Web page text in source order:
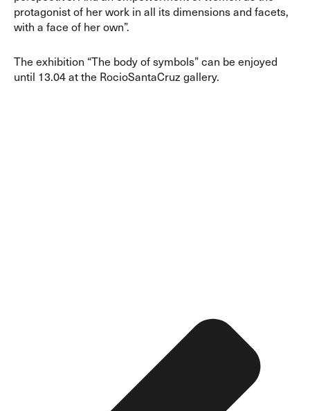
protagonist of her work in all its dimensions and facets,
with a face of her own”.
The exhibition “The body of symbols” can be enjoyed
until 13.04 at the RocioSantaCruz gallery.